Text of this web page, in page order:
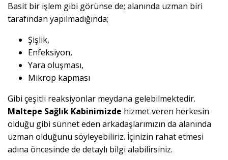
Basit bir işlem gibi görünse de; alanında uzman biri
tarafından yapılmadığında;
Şişlik,
Enfeksiyon,
Yara oluşması,
Mikrop kapması
Gibi çeşitli reaksiyonlar meydana gelebilmektedir.
Maltepe Sağlık Kabinimizde hizmet veren herkesin
olduğu gibi sünnet eden arkadaşlarımızın da alanında
uzman olduğunu söyleyebiliriz. İçinizin rahat etmesi
adına öncesinde de detaylı bilgi alabilirsiniz.